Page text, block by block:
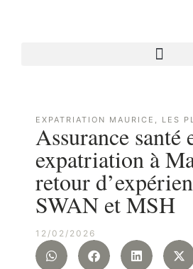
EXPATRIATION MAURICE , LES
Assurance santé
expatriation à
retour
SWAN et MSH
12/02/2026